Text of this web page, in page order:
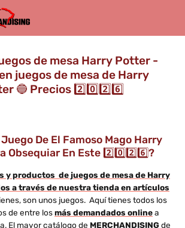
de mesa Harry Potter -
juegos de mesa de Harry
🔵 Precios 2️⃣0️⃣2️⃣6️⃣
De El Famoso Mago Harry
Obsequiar En Este 2️⃣0️⃣2️⃣6️⃣?
y productos de juegos de mesa de Harry
a través de nuestra tienda en artículos
son unos juegos. Aquí tienes todos los
de entre losmás demandados onlinea
El mayor catálogo de MERCHANDISINGde